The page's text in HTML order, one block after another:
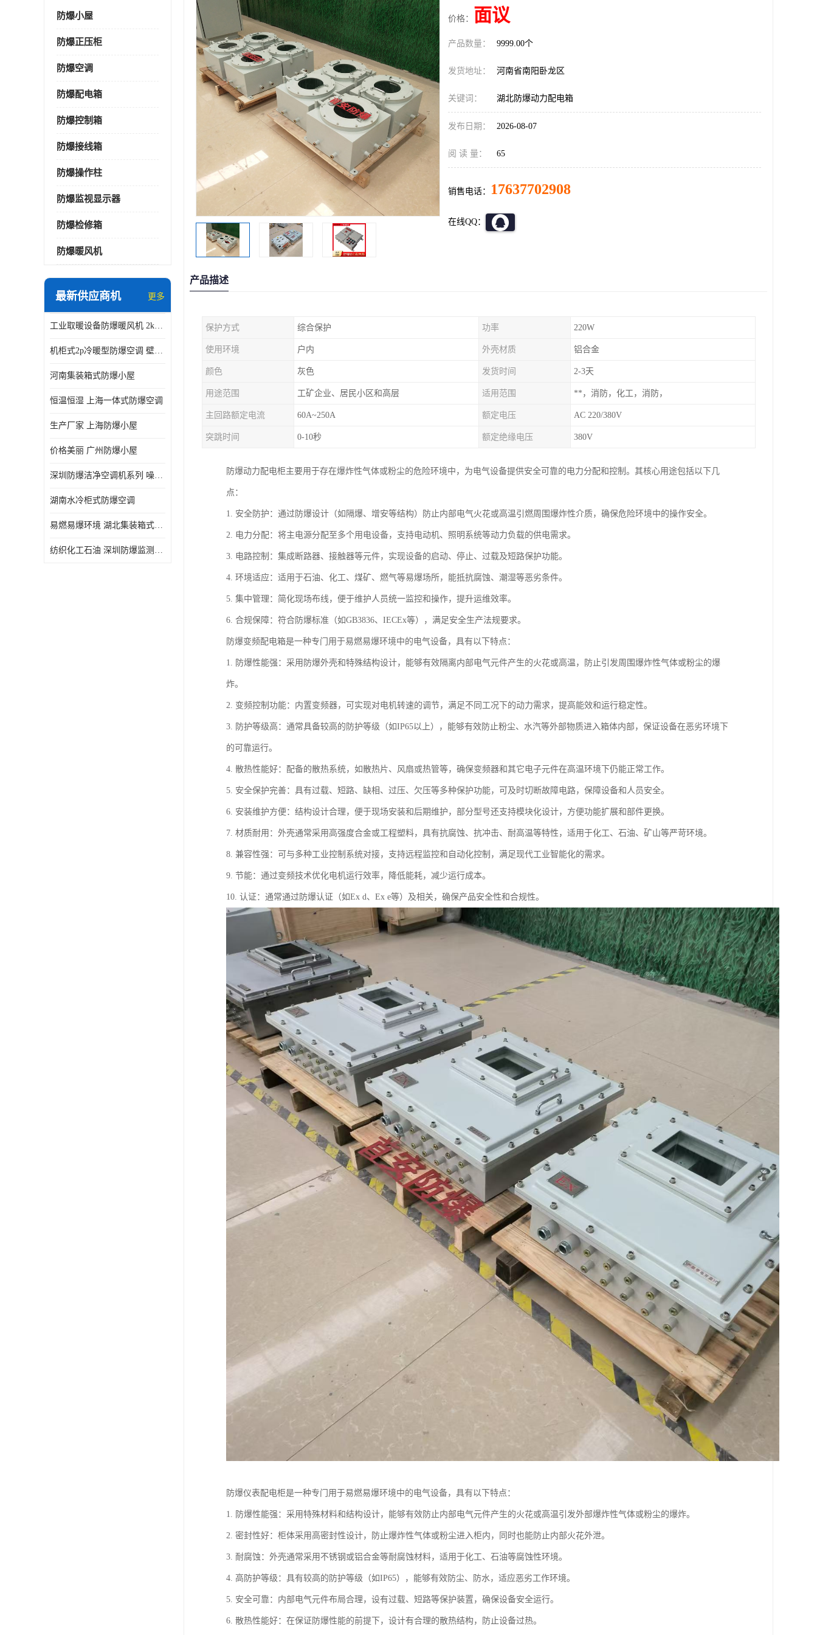
防爆小屋
防爆正压柜
防爆空调
防爆配电箱
防爆控制箱
防爆接线箱
防爆操作柱
防爆监视显示器
防爆检修箱
防爆暖风机
最新供应商机 更多
工业取暖设备防爆暖风机 2kw-30kw 壁挂式、立式
机柜式2p冷暖型防爆空调 壁挂式防爆空调 定制厂家
河南集装箱式防爆小屋
恒温恒湿 上海一体式防爆空调
生产厂家 上海防爆小屋
价格美丽 广州防爆小屋
深圳防爆洁净空调机系列 噪音低
湖南水冷柜式防爆空调
易燃易爆环境 湖北集装箱式防爆小屋
纺织化工石油 深圳防爆监测小屋
价格： 面议
产品数量： 9999.00个
发货地址： 河南省南阳卧龙区
关键词： 湖北防爆动力配电箱
发布日期： 2026-08-07
阅 读 量： 65
销售电话： 17637702908
在线QQ：
产品描述
保护方式 综合保护 功率 220W
使用环境 户内 外壳材质 铝合金
颜色 灰色 发货时间 2-3天
用途范围 工矿企业、居民小区和高层 适用范围 **，消防，化工，消防，
主回路额定电流 60A~250A 额定电压 AC 220/380V
突跳时间 0-10秒 额定绝缘电压 380V
防爆动力配电柜主要用于存在爆炸性气体或粉尘的危险环境中，为电气设备提供安全可靠的电力分配和控制。其核心用途包括以下几
点：
1. 安全防护：通过防爆设计（如隔爆、增安等结构）防止内部电气火花或高温引燃周围爆炸性介质，确保危险环境中的操作安全。
2. 电力分配：将主电源分配至多个用电设备，支持电动机、照明系统等动力负载的供电需求。
3. 电路控制：集成断路器、接触器等元件，实现设备的启动、停止、过载及短路保护功能。
4. 环境适应：适用于石油、化工、煤矿、燃气等易爆场所，能抵抗腐蚀、潮湿等恶劣条件。
5. 集中管理：简化现场布线，便于维护人员统一监控和操作，提升运维效率。
6. 合规保障：符合防爆标准（如GB3836、IECEx等），满足安全生产法规要求。
防爆变频配电箱是一种专门用于易燃易爆环境中的电气设备，具有以下特点：
1. 防爆性能强：采用防爆外壳和特殊结构设计，能够有效隔离内部电气元件产生的火花或高温，防止引发周围爆炸性气体或粉尘的爆
炸。
2. 变频控制功能：内置变频器，可实现对电机转速的调节，满足不同工况下的动力需求，提高能效和运行稳定性。
3. 防护等级高：通常具备较高的防护等级（如IP65以上），能够有效防止粉尘、水汽等外部物质进入箱体内部，保证设备在恶劣环境下
的可靠运行。
4. 散热性能好：配备的散热系统，如散热片、风扇或热管等，确保变频器和其它电子元件在高温环境下仍能正常工作。
5. 安全保护完善：具有过载、短路、缺相、过压、欠压等多种保护功能，可及时切断故障电路，保障设备和人员安全。
6. 安装维护方便：结构设计合理，便于现场安装和后期维护，部分型号还支持模块化设计，方便功能扩展和部件更换。
7. 材质耐用：外壳通常采用高强度合金或工程塑料，具有抗腐蚀、抗冲击、耐高温等特性，适用于化工、石油、矿山等严苛环境。
8. 兼容性强：可与多种工业控制系统对接，支持远程监控和自动化控制，满足现代工业智能化的需求。
9. 节能：通过变频技术优化电机运行效率，降低能耗，减少运行成本。
10. 认证：通常通过防爆认证（如Ex d、Ex e等）及相关，确保产品安全性和合规性。
防爆仪表配电柜是一种专门用于易燃易爆环境中的电气设备，具有以下特点：
1. 防爆性能强：采用特殊材料和结构设计，能够有效防止内部电气元件产生的火花或高温引发外部爆炸性气体或粉尘的爆炸。
2. 密封性好：柜体采用高密封性设计，防止爆炸性气体或粉尘进入柜内，同时也能防止内部火花外泄。
3. 耐腐蚀：外壳通常采用不锈钢或铝合金等耐腐蚀材料，适用于化工、石油等腐蚀性环境。
4. 高防护等级：具有较高的防护等级（如IP65），能够有效防尘、防水，适应恶劣工作环境。
5. 安全可靠：内部电气元件布局合理，设有过载、短路等保护装置，确保设备安全运行。
6. 散热性能好：在保证防爆性能的前提下，设计有合理的散热结构，防止设备过热。